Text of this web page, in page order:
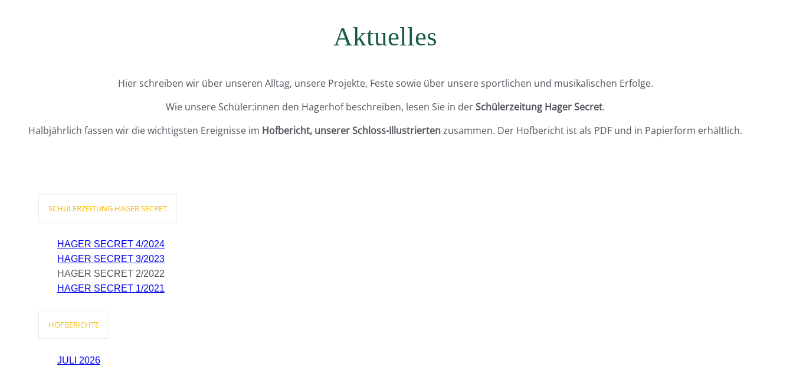
Aktuelles
Hier schreiben wir über unseren Alltag, unsere Projekte, Feste sowie über unsere sportlichen und musikalischen Erfolge.
Wie unsere Schüler:innen den Hagerhof beschreiben, lesen Sie in derSchülerzeitung Hager Secret.
Halbjährlich fassen wir die wichtigsten Ereignisse im Hofbericht, unserer Schloss-Illustriertenzusammen. Der Hofbericht ist als PDF und in Papierform erhältlich.
SCHÜLERZEITUNG HAGER SECRET
HAGER SECRET 4/2024
HAGER SECRET 3/2023
HAGER SECRET 2/2022
HAGER SECRET 1/2021
HOFBERICHTE
JULI 2026